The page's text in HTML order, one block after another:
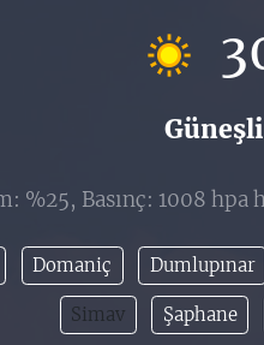
Güneşli
%25, Basınç: 1008 hpa
Domaniç Dumlupınar
Simav Şaphane